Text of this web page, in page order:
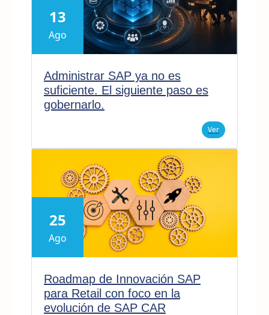
13
Ago
Administrar SAP ya no es
suficiente. El siguiente paso es
gobernarlo.
Ver
25
Ago
Roadmap de Innovación SAP
para Retail con foco en la
evolución de SAP CAR